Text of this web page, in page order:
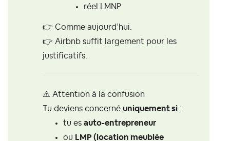
réel LMNP
👉 Comme aujourd’hui.
👉 Airbnb suffit largement pour les
justificatifs.
⚠️ Attention à la confusion
Tu deviens concerné uniquement si :
tu es auto-entrepreneur
ou LMP (location meublée